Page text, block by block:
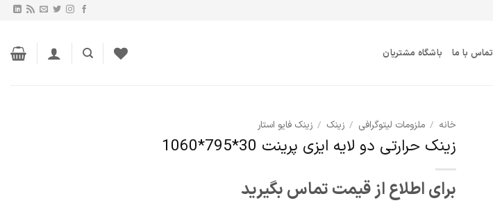
تماس با ما باشگاه مشتریان
خانه / ملزومات لیتوگرافی / زینک / زینک فایو استار
زینک حرارتی دو لایه ایزی پرینت 30*795*1060
برای اطلاع از قیمت تماس بگیرید